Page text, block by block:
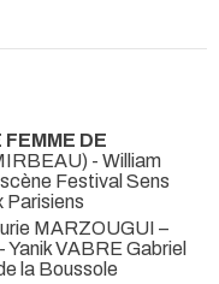
DE
- William
Festival Sens
Parisiens
MARZOUGUI –
VABRE Gabriel
la Boussole